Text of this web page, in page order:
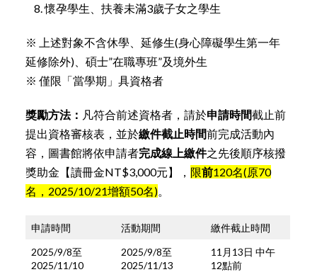
懷孕學生、扶養未滿3歲子女之學生
※ 上述對象不含休學、延修生(身心障礙學生第一年
延修除外)、碩士”在職專班”及境外生
※ 僅限「當學期」具資格者
獎勵方法： 凡符合前述資格者，請於申請時間截止前
提出資格審核表，並於繳件截止時間前完成活動內
容，圖書館將依申請者完成線上繳件之先後順序核撥
獎助金【讀冊金NT$3,000元】， 限前120名(原70
名，2025/10/21增額50名)
申請時間 活動期間
繳件截止時間
2025/9/8至
2025/11/10
2025/9/8至
2025/11/13
11月13日 中午
12點前